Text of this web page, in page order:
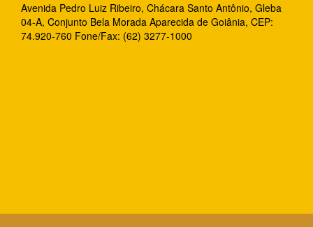
Avenida Pedro Luiz Ribeiro, Chácara Santo Antônio, Gleba
04-A, Conjunto Bela Morada Aparecida de Goiânia, CEP:
74.920-760 Fone/Fax: (62) 3277-1000